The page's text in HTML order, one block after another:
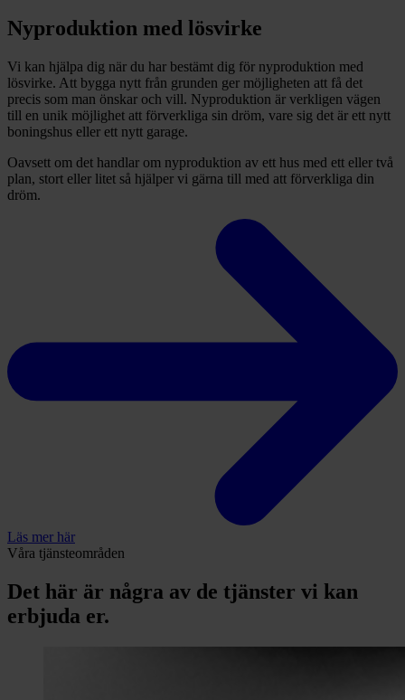
Nyproduktion med lösvirke
Vi kan hjälpa dig när du har bestämt dig för nyproduktion med
lösvirke. Att bygga nytt från grunden ger möjligheten att få det
precis som man önskar och vill. Nyproduktion är verkligen vägen
till en unik möjlighet att förverkliga sin dröm, vare sig det är ett nytt
boningshus eller ett nytt garage.
Oavsett om det handlar om nyproduktion av ett hus med ett eller två
plan, stort eller litet så hjälper vi gärna till med att förverkliga din
dröm.
Läs mer här
Våra tjänsteområden
Det här är några av de tjänster vi kan
erbjuda er.